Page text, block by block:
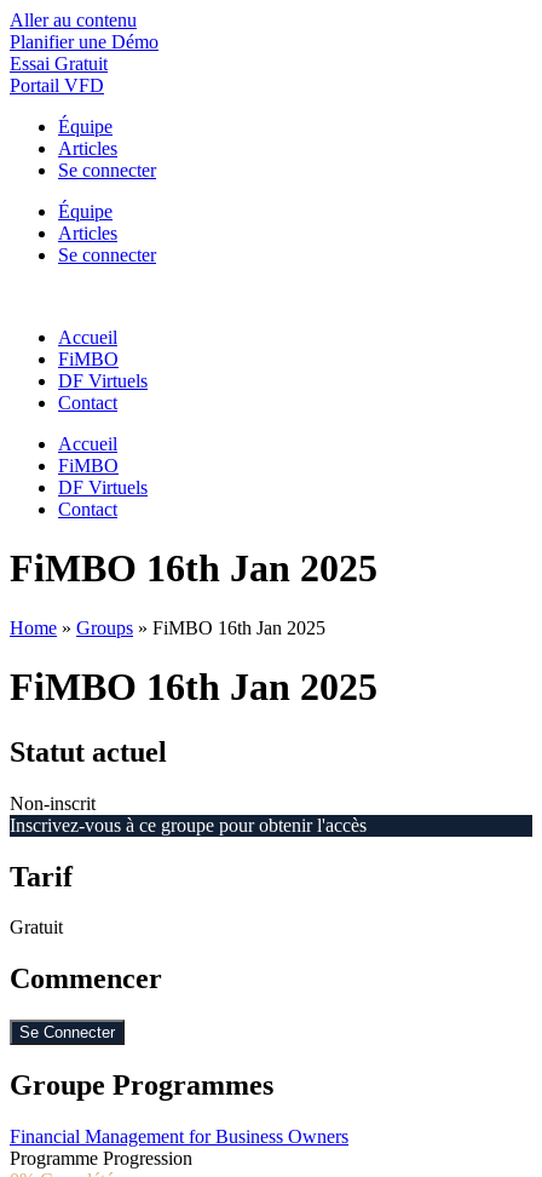
Aller au contenu
Planifier une Démo
Essai Gratuit
Portail VFD
Équipe
Articles
Se connecter
Équipe
Articles
Se connecter
Accueil
FiMBO
DF Virtuels
Contact
Accueil
FiMBO
DF Virtuels
Contact
FiMBO 16th Jan 2025
Home » Groups » FiMBO 16th Jan 2025
FiMBO 16th Jan 2025
Statut actuel
Non-inscrit
Inscrivez-vous à ce groupe pour obtenir l'accès
Tarif
Gratuit
Commencer
Se Connecter
Groupe Programmes
Financial Management for Business Owners
Programme Progression